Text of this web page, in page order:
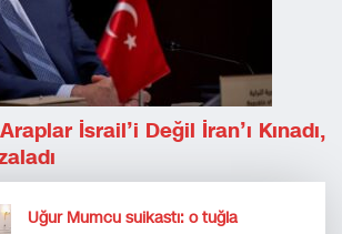
İsrail’i Değil İran’ı Kınadı,
Uğur Mumcu suikastı: o tuğla